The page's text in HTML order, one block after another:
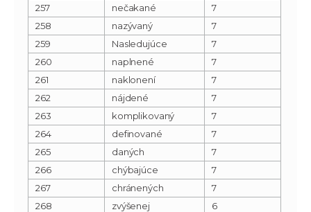
257
nečakané
7
258
nazývaný
7
259
Nasledujúce
7
260
naplnené
7
261
naklonení
7
262
nájdené
7
263
komplikovaný
7
264
definované
7
265
daných
7
266
chýbajúce
7
267
chránených
7
268
zvýšenej
6